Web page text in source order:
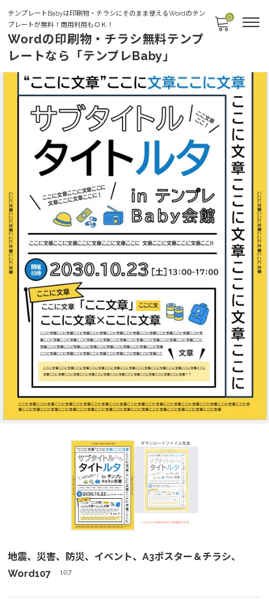
テンプレートBabyは印刷物・チラシにそのまま使えるWordのテン
プレートが無料！商用利用もＯＫ！
Wordの印刷物・チラシ無料テンプ
レートなら「テンプレBaby」
0
地震、災害、防災、イベント、A3ポスター＆チラシ、
Word107
107